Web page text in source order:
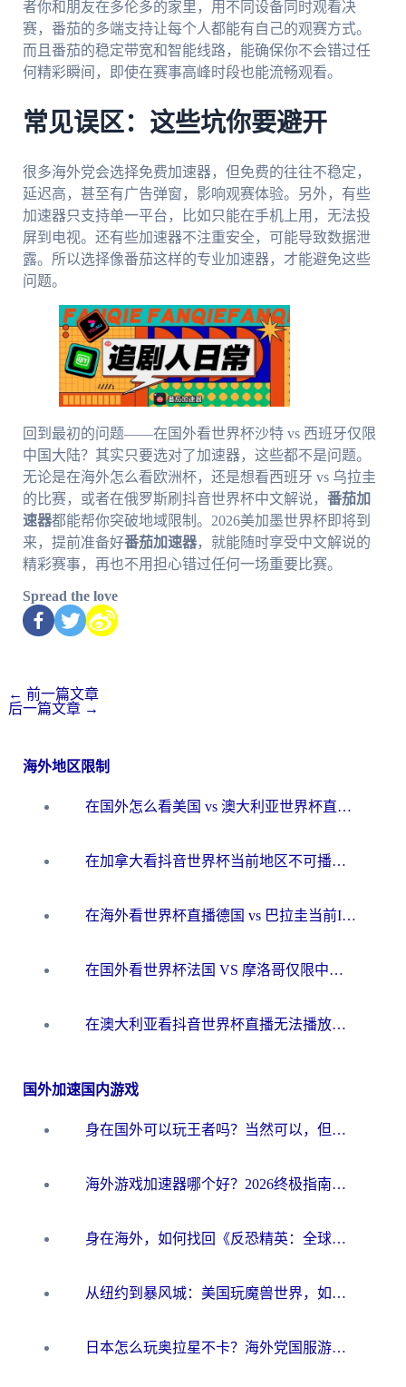
者你和朋友在多伦多的家里，用不同设备同时观看决
赛，番茄的多端支持让每个人都能有自己的观赛方式。
而且番茄的稳定带宽和智能线路，能确保你不会错过任
何精彩瞬间，即使在赛事高峰时段也能流畅观看。
常见误区：这些坑你要避开
很多海外党会选择免费加速器，但免费的往往不稳定，
延迟高，甚至有广告弹窗，影响观赛体验。另外，有些
加速器只支持单一平台，比如只能在手机上用，无法投
屏到电视。还有些加速器不注重安全，可能导致数据泄
露。所以选择像番茄这样的专业加速器，才能避免这些
问题。
回到最初的问题——在国外看世界杯沙特 vs 西班牙仅限
中国大陆？其实只要选对了加速器，这些都不是问题。
无论是在海外怎么看欧洲杯，还是想看西班牙 vs 乌拉圭
的比赛，或者在俄罗斯刷抖音世界杯中文解说， 番茄加
速器都能帮你突破地域限制。2026美加墨世界杯即将到
来，提前准备好番茄加速器，就能随时享受中文解说的
精彩赛事，再也不用担心错过任何一场重要比赛。
Spread the love
← 前一篇文章
后一篇文章 →
海外地区限制
在国外怎么看美国 vs 澳大利亚世界杯直播？海外党必藏的中文解说观赛指南
在加拿大看抖音世界杯当前地区不可播放？海外党体育观赛终极指南
在海外看世界杯直播德国 vs 巴拉圭当前IP受限制？这篇指南帮你轻松解决地区限制
在国外看世界杯法国 VS 摩洛哥仅限中国大陆？别让地域限制拦下你的欢呼
在澳大利亚看抖音世界杯直播无法播放？海外党体育观赛终极指南来了！
国外加速国内游戏
身在国外可以玩王者吗？当然可以，但你需要这份“加速”指南
海外游戏加速器哪个好？2026终极指南帮你畅玩国服+解决卡顿难题
身在海外，如何找回《反恐精英：全球攻势》国服的丝滑手感？一份给你的终极指南
从纽约到暴风城：美国玩魔兽世界，如何找到你的最佳网络航线
日本怎么玩奥拉星不卡？海外党国服游戏加速器选择全攻略